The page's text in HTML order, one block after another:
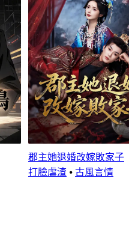
郡主她退婚改嫁敗家子
打臉虐渣⦁ 古風言情